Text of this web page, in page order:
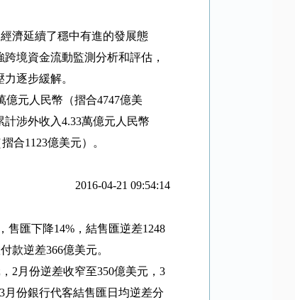
濟延續了穩中有進的發展態
境資金流動監測分析和評估，
逐步緩解。
億元人民幣（摺合4747億美
計涉外收入4.33萬億元人民幣
合1123億美元）。
2016-04-21 09:54:14
售匯下降14%，結售匯逆差1248
款逆差366億美元。
2 月份逆差收窄至350億美元， 3
3月份銀行代客結售匯日均逆差分